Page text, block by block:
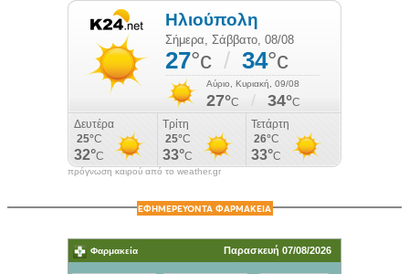
πρόγνωση καιρού από το weather.gr
ΕΦΗΜΕΡΕΥΟΝΤΑ ΦΑΡΜΑΚΕΙΑ